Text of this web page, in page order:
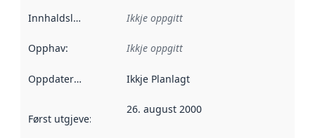
Innhaldsleverandørar :
Ikkje oppgitt
Opphav: Ikkje oppgitt
Oppdateringsfrekvens :
Ikkje Planlagt
Først utgjeve: Denne datoen seier når dataa i dette
26. august 2000